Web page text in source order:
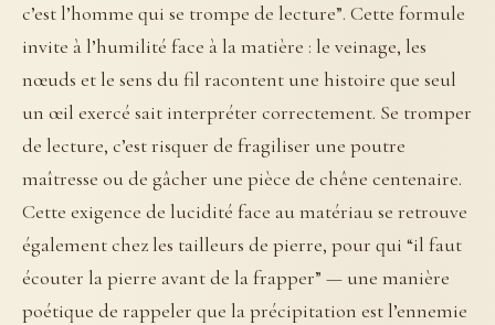
c’est l’homme qui se trompe de lecture”. Cette formule
invite à l’humilité face à la matière : le veinage, les
nœuds et le sens du fil racontent une histoire que seul
un œil exercé sait interpréter correctement. Se tromper
de lecture, c’est risquer de fragiliser une poutre
maîtresse ou de gâcher une pièce de chêne centenaire.
Cette exigence de lucidité face au matériau se retrouve
également chez les tailleurs de pierre, pour qui “il faut
écouter la pierre avant de la frapper” — une manière
poétique de rappeler que la précipitation est l’ennemie